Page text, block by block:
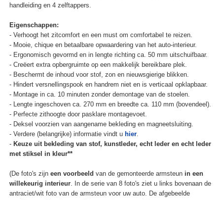
handleiding en 4 zelftappers.
Eigenschappen:
- Verhoogt het zitcomfort en een must om comfortabel te reizen.
- Mooie, chique en betaalbare opwaardering van het auto-interieur.
- Ergonomisch gevormd en in lengte richting ca. 50 mm uitschuifbaar.
- Creëert extra opbergruimte op een makkelijk bereikbare plek.
- Beschermt de inhoud voor stof, zon en nieuwsgierige blikken.
- Hindert versnellingspook en handrem niet en is verticaal opklapbaar.
- Montage in ca. 10 minuten zonder demontage van de stoelen.
- Lengte ingeschoven ca. 270 mm en breedte ca. 110 mm (bovendeel).
- Perfecte zithoogte door pasklare montagevoet.
- Deksel voorzien van aangename bekleding en magneetsluiting.
- Verdere (belangrijke) informatie vindt u hier.
- Keuze uit bekleding van stof, kunstleder, echt leder en echt leder
met stiksel in kleur**
(De foto's zijn een voorbeeld van de gemonteerde armsteun in een
willekeurig interieur. In de serie van 8 foto's ziet u links bovenaan de
antraciet/wit foto van de armsteun voor uw auto. De afgebeelde